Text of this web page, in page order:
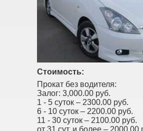
Стоимость:
Прокат без водителя:
Залог: 3,000.00 руб.
1 - 5 суток – 2300.00 руб.
6 - 10 суток – 2200.00 руб.
11 - 30 суток – 2100.00 руб.
от 31 сут. и более – 2000.00